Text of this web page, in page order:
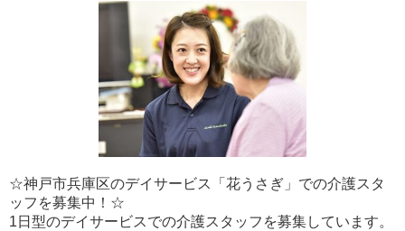
☆神戸市兵庫区のデイサービス「花うさぎ」での介護スタ
ッフを募集中！☆
1日型のデイサービスでの介護スタッフを募集しています。